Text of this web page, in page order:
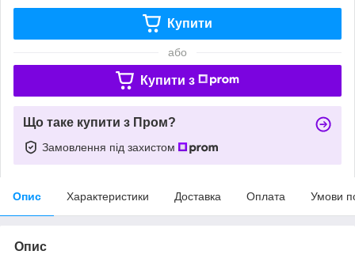
Купити
або
Купити з
Що таке купити з Пром?
Замовлення під захистом
Опис Характеристики Доставка Оплата Умови
Опис